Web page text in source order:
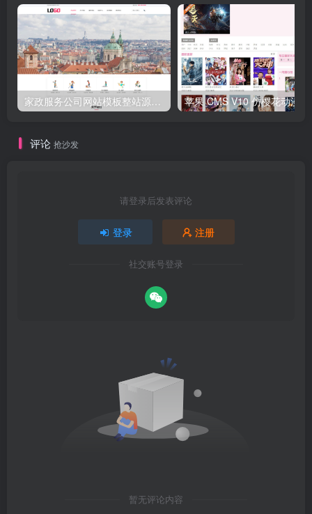
家政服务公司网站模板整站源码 | 粉色风格家政保洁企业官网 PHP 源码带预约功能
评论 抢沙发
请登录后发表评论
登录 注册
社交账号登录
暂无评论内容